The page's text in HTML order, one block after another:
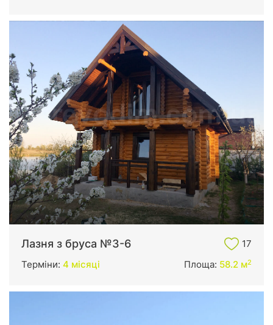
Лазня з бруса №3-6
17
Терміни: 4 місяці Площа: 58.2 м2